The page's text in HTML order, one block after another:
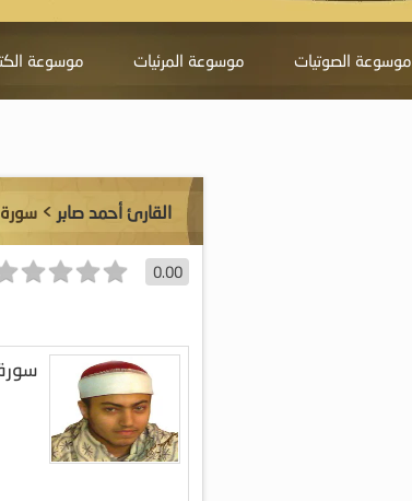
موسوعة الصوتيات موسوعة المرئيات موسوعة
القارئ أحمد صابر > سورة
0.00